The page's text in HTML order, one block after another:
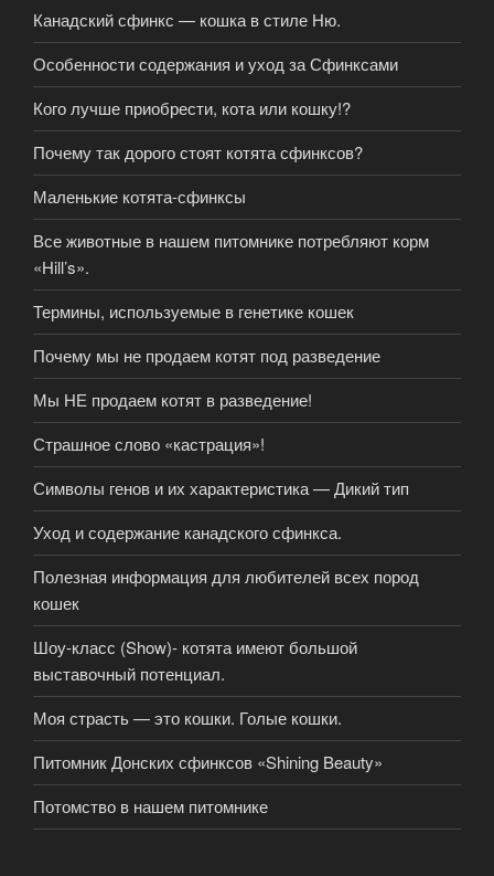
Канадский сфинкс — кошка в стиле Ню.
Особенности содержания и уход за Сфинксами
Кого лучше приобрести, кота или кошку!?
Почему так дорого стоят котята сфинксов?
Маленькие котята-сфинксы
Все животные в нашем питомнике потребляют корм
«Hill’s».
Термины, используемые в генетике кошек
Почему мы не продаем котят под разведение
Мы НЕ продаем котят в разведение!
Страшное слово «кастрация»!
Символы генов и их характеристика — Дикий тип
Уход и содержание канадского сфинкса.
Полезная информация для любителей всех пород
кошек
Шоу-класс (Show)- котята имеют большой
выставочный потенциал.
Моя страсть — это кошки. Голые кошки.
Питомник Донских сфинксов «Shining Beauty»
Потомство в нашем питомнике